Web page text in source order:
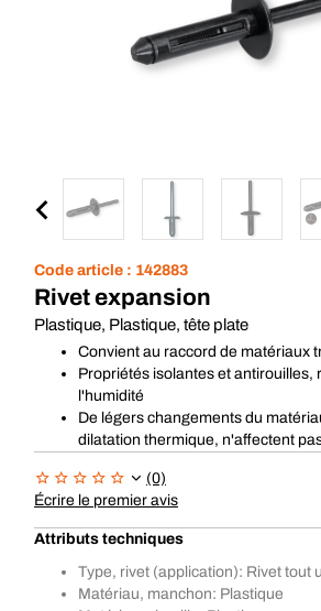
Code article : 142883
Rivet expansion
Plastique, Plastique, tête plate
Convient au raccord de matériaux
Propriétés isolantes et antirouilles,
l'humidité
De légers changements du
dilatation thermique, n'affectent
(0)
Écrire le premier avis
Attributs techniques
Type, rivet (application): Rivet tout
Matériau, manchon: Plastique